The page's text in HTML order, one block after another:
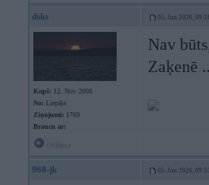
dsks 05. Jun 2026,
Kopš: 12. Nov 2008
No: Liepāja
Ziņojumi: 1769
Braucu ar:
Nav
Zaķenē
968-jk 05. Jun 2026,